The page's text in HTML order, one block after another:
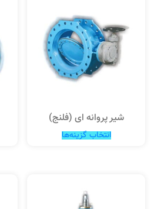
شیر پروانه ای (فلنج)
انتخاب گزینه‌ها